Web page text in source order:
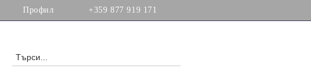
Профил +359 877 919 171